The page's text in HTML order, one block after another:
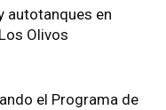
autotanques en
Olivos
el Programa de